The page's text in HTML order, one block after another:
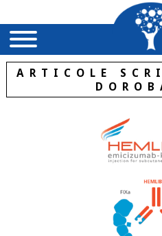
ARTICOLE